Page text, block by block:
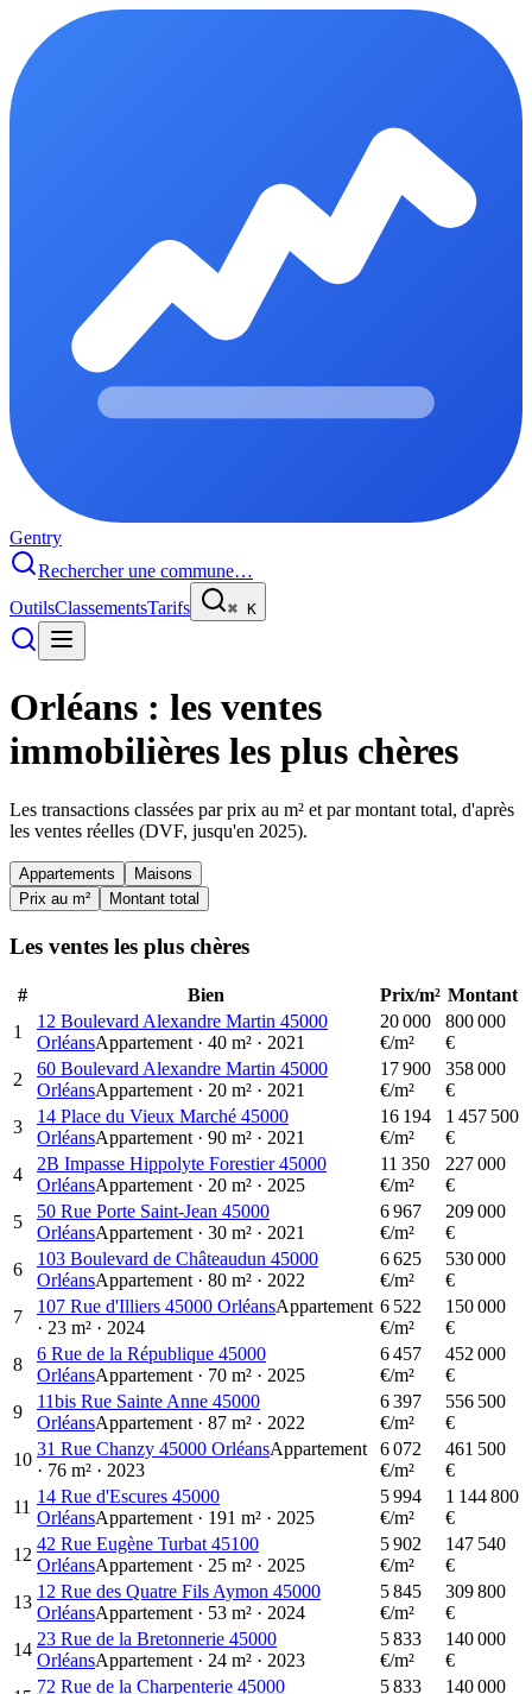
Gentry
Rechercher une commune…
OutilsClassementsTarifs ⌘ K
Orléans : les ventes
immobilières les plus chères
Les transactions classées par prix au m² et par montant total, d'après
les ventes réelles (DVF, jusqu'en 2025).
Appartements
Maisons
Prix au m²
Montant total
Les ventes les plus chères
# Bien Prix/m² Montant
1
12 Boulevard Alexandre Martin 45000
OrléansAppartement · 40 m² · 2021
20 000
€/m²
800 000
€
2
60 Boulevard Alexandre Martin 45000
OrléansAppartement · 20 m² · 2021
17 900
€/m²
358 000
€
3
14 Place du Vieux Marché 45000
OrléansAppartement · 90 m² · 2021
16 194
€/m²
1 457 500
€
4
2B Impasse Hippolyte Forestier 45000
OrléansAppartement · 20 m² · 2025
11 350
€/m²
227 000
€
5
50 Rue Porte Saint-Jean 45000
OrléansAppartement · 30 m² · 2021
6 967
€/m²
209 000
€
6
103 Boulevard de Châteaudun 45000
OrléansAppartement · 80 m² · 2022
6 625
€/m²
530 000
€
7
107 Rue d'Illiers 45000 OrléansAppartement
· 23 m² · 2024
6 522
€/m²
150 000
€
8
6 Rue de la République 45000
OrléansAppartement · 70 m² · 2025
6 457
€/m²
452 000
€
9
11bis Rue Sainte Anne 45000
OrléansAppartement · 87 m² · 2022
6 397
€/m²
556 500
€
10
31 Rue Chanzy 45000 OrléansAppartement
· 76 m² · 2023
6 072
€/m²
461 500
€
11
14 Rue d'Escures 45000
OrléansAppartement · 191 m² · 2025
5 994
€/m²
1 144 800
€
12
42 Rue Eugène Turbat 45100
OrléansAppartement · 25 m² · 2025
5 902
€/m²
147 540
€
13
12 Rue des Quatre Fils Aymon 45000
OrléansAppartement · 53 m² · 2024
5 845
€/m²
309 800
€
14
23 Rue de la Bretonnerie 45000
OrléansAppartement · 24 m² · 2023
5 833
€/m²
140 000
€
72 Rue de la Charpenterie 45000
5 833
140 000